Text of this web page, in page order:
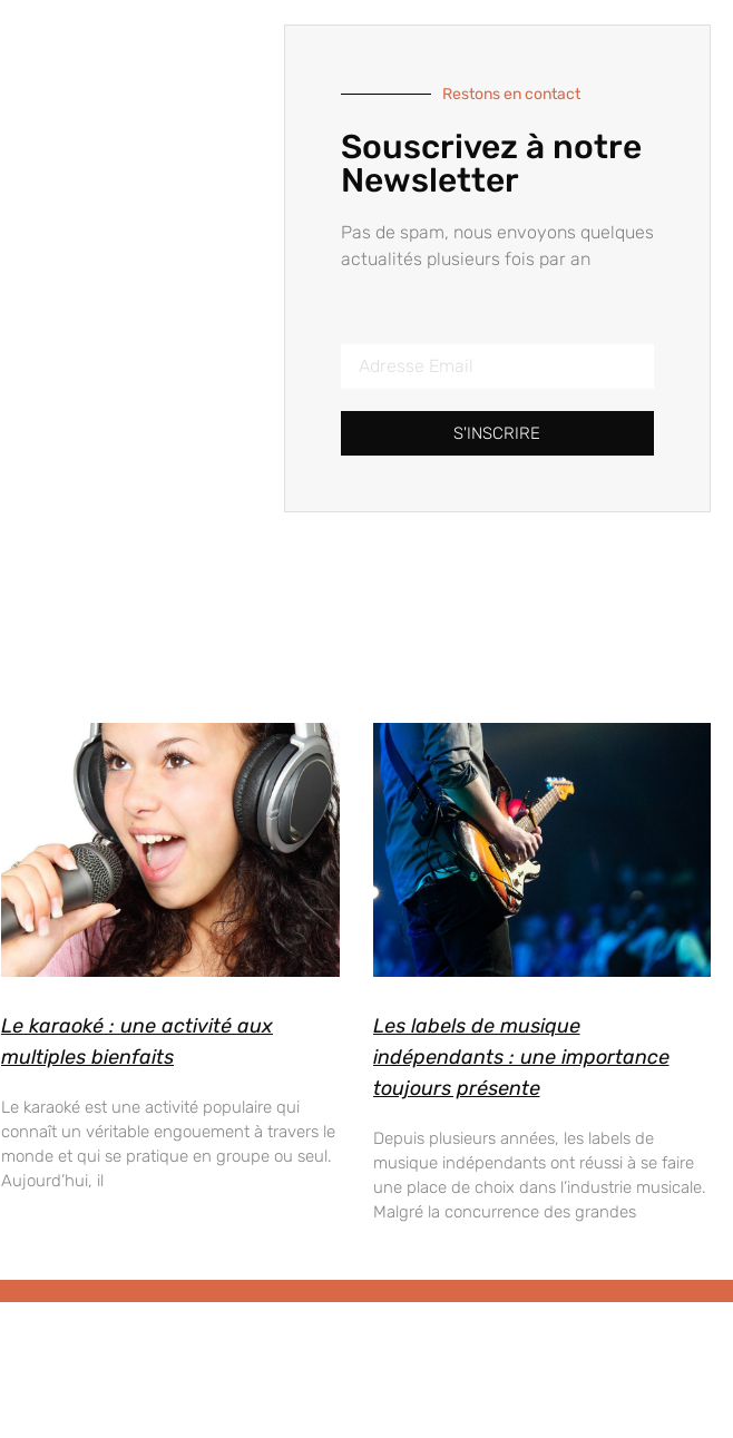
Restons en contact
Souscrivez à notre
Newsletter
Pas de spam, nous envoyons quelques
actualités plusieurs fois par an
S'INSCRIRE
Le karaoké : une activité aux
multiples bienfaits
Le karaoké est une activité populaire qui
connaît un véritable engouement à travers le
monde et qui se pratique en groupe ou seul.
Aujourd’hui, il
Les labels de musique
indépendants : une importance
toujours présente
Depuis plusieurs années, les labels de
musique indépendants ont réussi à se faire
une place de choix dans l’industrie musicale.
Malgré la concurrence des grandes